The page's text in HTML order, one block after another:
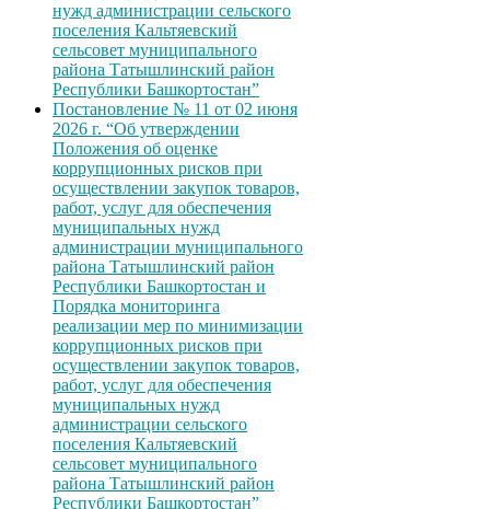
нужд администрации сельского
поселения Кальтяевский
сельсовет муниципального
района Татышлинский район
Республики Башкортостан”
Постановление № 11 от 02 июня
2026 г. “Об утверждении
Положения об оценке
коррупционных рисков при
осуществлении закупок товаров,
работ, услуг для обеспечения
муниципальных нужд
администрации муниципального
района Татышлинский район
Республики Башкортостан и
Порядка мониторинга
реализации мер по минимизации
коррупционных рисков при
осуществлении закупок товаров,
работ, услуг для обеспечения
муниципальных нужд
администрации сельского
поселения Кальтяевский
сельсовет муниципального
района Татышлинский район
Республики Башкортостан”